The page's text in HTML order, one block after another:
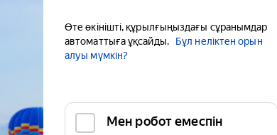
Өте өкінішті, құрылғыңыздағы сұранымдар
автоматтыға ұқсайды.
Бұл неліктен орын
алуы мүмкін?
Мен робот емеспін